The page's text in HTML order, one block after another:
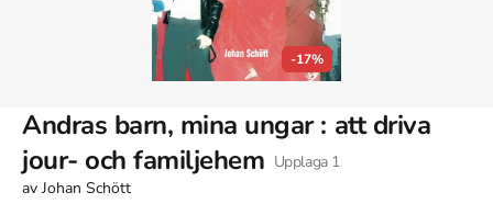
-17%
Andras barn, mina ungar : att driva
jour- och familjehem Upplaga 1
av Johan Schött